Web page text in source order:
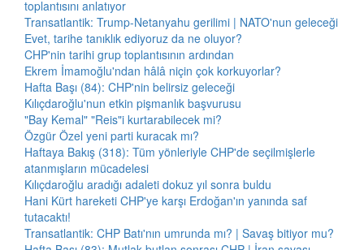
toplantısını anlatıyor
Transatlantik: Trump-Netanyahu gerilimi | NATO'nun geleceği
Evet, tarihe tanıklık ediyoruz da ne oluyor?
CHP'nin tarihi grup toplantısının ardından
Ekrem İmamoğlu'ndan hâlâ niçin çok korkuyorlar?
Hafta Başı (84): CHP'nin belirsiz geleceği
Kılıçdaroğlu'nun etkin pişmanlık başvurusu
"Bay Kemal" "Reis"i kurtarabilecek mi?
Özgür Özel yeni parti kuracak mı?
Haftaya Bakış (318): Tüm yönleriyle CHP'de seçilmişlerle
atanmışların mücadelesi
Kılıçdaroğlu aradığı adaleti dokuz yıl sonra buldu
Hani Kürt hareketi CHP'ye karşı Erdoğan'ın yanında saf
tutacaktı!
Transatlantik: CHP Batı'nın umrunda mı? | Savaş bitiyor mu?